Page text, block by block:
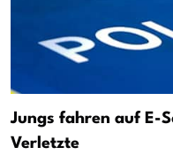
Jungs fahren auf E-
Verletzte